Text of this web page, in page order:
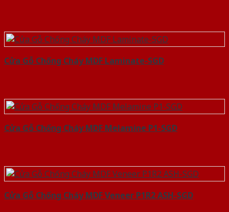
Cửa Gỗ Chống Cháy MDF Laminate-SGD
Cửa Gỗ Chống Cháy MDF Melamine P1-SGD
Cửa Gỗ Chống Cháy MDF Veneer P1R2 ASH-SGD